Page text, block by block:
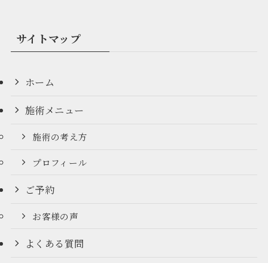
サイトマップ
ホーム
施術メニュー
施術の考え方
プロフィール
ご予約
お客様の声
よくある質問